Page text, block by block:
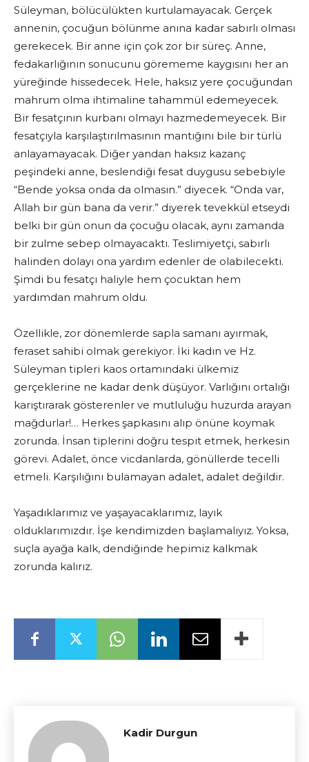
Süleyman, bölücülükten kurtulamayacak. Gerçek
annenin, çocuğun bölünme anına kadar sabırlı olması
gerekecek. Bir anne için çok zor bir süreç. Anne,
fedakarlığının sonucunu görememe kaygısını her an
yüreğinde hissedecek. Hele, haksız yere çocuğundan
mahrum olma ihtimaline tahammül edemeyecek.
Bir fesatçının kurbanı olmayı hazmedemeyecek. Bir
fesatçıyla karşılaştırılmasının mantığını bile bir türlü
anlayamayacak. Diğer yandan haksız kazanç
peşindeki anne, beslendiği fesat duygusu sebebiyle
“Bende yoksa onda da olmasın.” diyecek. “Onda var,
Allah bir gün bana da verir.” diyerek tevekkül etseydi
belki bir gün onun da çocuğu olacak, aynı zamanda
bir zulme sebep olmayacaktı. Teslimiyetçi, sabırlı
halinden dolayı ona yardım edenler de olabilecekti.
Şimdi bu fesatçı haliyle hem çocuktan hem
yardımdan mahrum oldu.
Özellikle, zor dönemlerde sapla samanı ayırmak,
feraset sahibi olmak gerekiyor. İki kadın ve Hz.
Süleyman tipleri kaos ortamındaki ülkemiz
gerçeklerine ne kadar denk düşüyor. Varlığını ortalığı
karıştırarak gösterenler ve mutluluğu huzurda arayan
mağdurlar!… Herkes şapkasını alıp önüne koymak
zorunda. İnsan tiplerini doğru tespit etmek, herkesin
görevi. Adalet, önce vicdanlarda, gönüllerde tecelli
etmeli. Karşılığını bulamayan adalet, adalet değildir.
Yaşadıklarımız ve yaşayacaklarımız, layık
olduklarımızdır. İşe kendimizden başlamalıyız. Yoksa,
suçla ayağa kalk, dendiğinde hepimiz kalkmak
zorunda kalırız.
Kadir Durgun